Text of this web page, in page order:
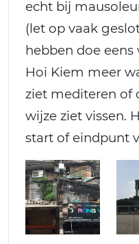
echt bij
(let op vaak
hebben doe
Hoi Kiem meer
ziet mediteren of
wijze ziet vissen.
start of eindpunt